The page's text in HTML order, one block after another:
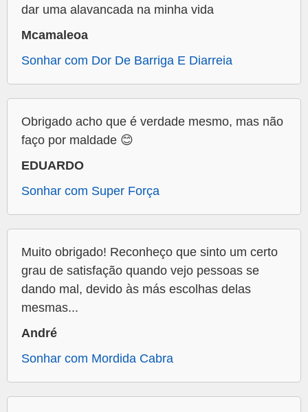
dar uma alavancada na minha vida
Mcamaleoa
Sonhar com Dor De Barriga E Diarreia
Obrigado acho que é verdade mesmo, mas não
faço por maldade 😊
EDUARDO
Sonhar com Super Força
Muito obrigado! Reconheço que sinto um certo
grau de satisfação quando vejo pessoas se
dando mal, devido às más escolhas delas
mesmas...
André
Sonhar com Mordida Cabra